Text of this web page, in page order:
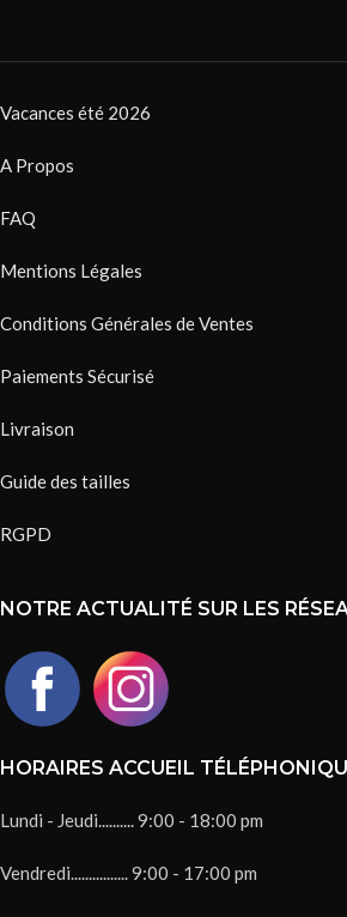
Vacances été 2026
A Propos
FAQ
Mentions Légales
Conditions Générales de Ventes
Paiements Sécurisé
Livraison
Guide des tailles
RGPD
NOTRE ACTUALITÉ SUR LES
HORAIRES ACCUEIL
Lundi - Jeudi.......... 9:00 - 18:00 pm
Vendredi................ 9:00 - 17:00 pm